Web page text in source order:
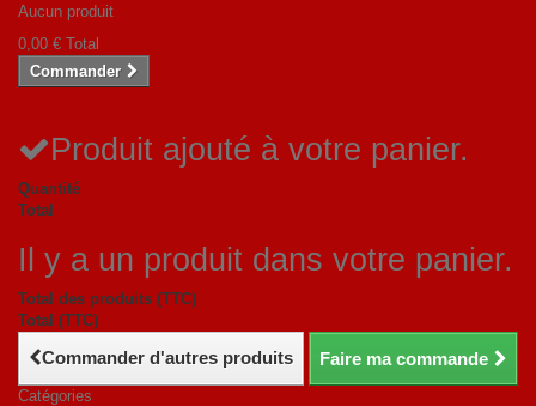
Aucun produit
0,00 € Total
Commander
Produit ajouté à votre panier.
Quantité
Total
Il y a un produit dans votre panier.
Total des produits (TTC)
Total (TTC)
Commander d'autres produits Faire ma commande
Catégories